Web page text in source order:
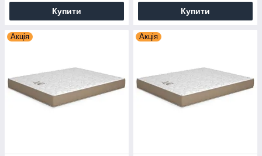
Купити Купити
Акція Акція